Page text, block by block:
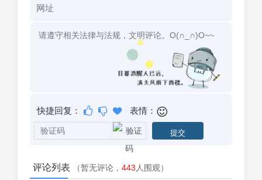
快捷回复： 表情：
评论列表 （暂无评论， 443人围观）